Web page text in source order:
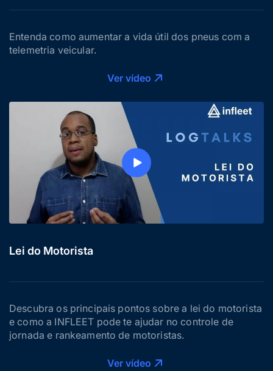
Entenda como aumentar a vida útil dos pneus com a
telemetria veicular.
Ver vídeo
Lei do Motorista
Descubra os principais pontos sobre a lei do motorista
e como a INFLEET pode te ajudar no controle de
jornada e rankeamento de motoristas.
Ver vídeo